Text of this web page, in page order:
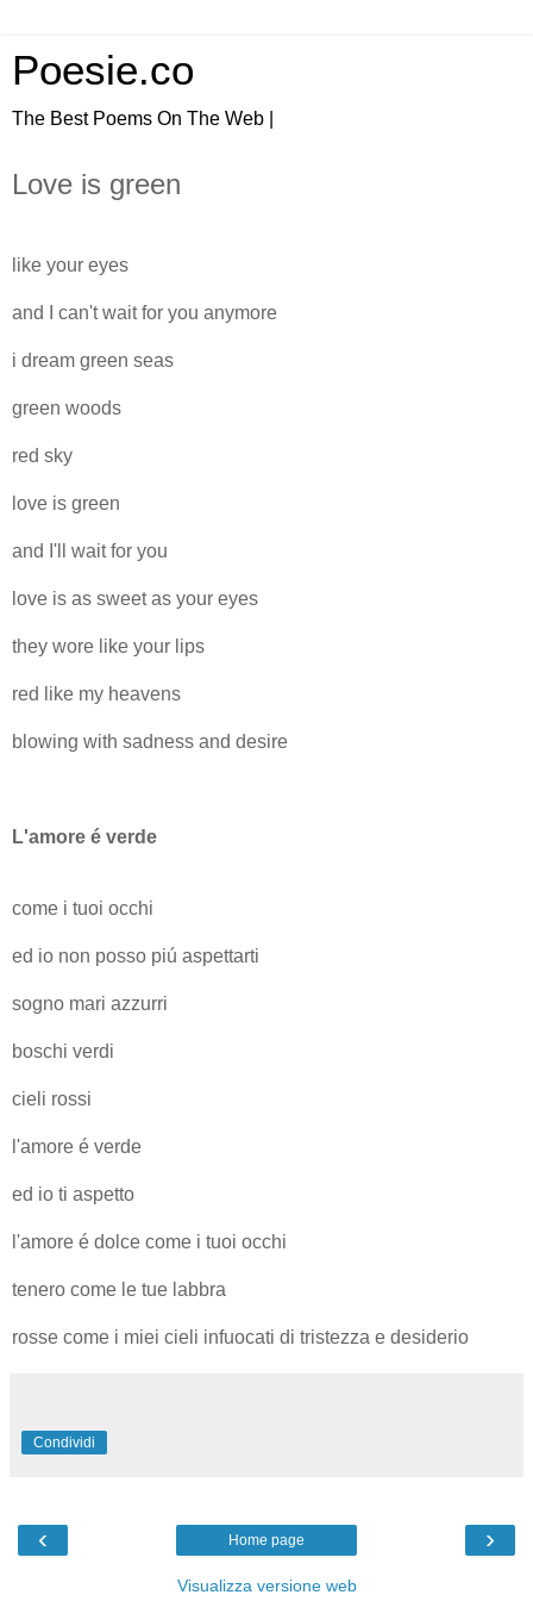
Poesie.co
The Best Poems On The Web |
Love is green
like your eyes
and I can't wait for you anymore
i dream green seas
green woods
red sky
love is green
and I'll wait for you
love is as sweet as your eyes
they wore like your lips
red like my heavens
blowing with sadness and desire
L'amore é verde
come i tuoi occhi
ed io non posso piú aspettarti
sogno mari azzurri
boschi verdi
cieli rossi
l'amore é verde
ed io ti aspetto
l'amore é dolce come i tuoi occhi
tenero come le tue labbra
rosse come i miei cieli infuocati di tristezza e desiderio
Condividi
‹ ›
Home page
Visualizza versione web